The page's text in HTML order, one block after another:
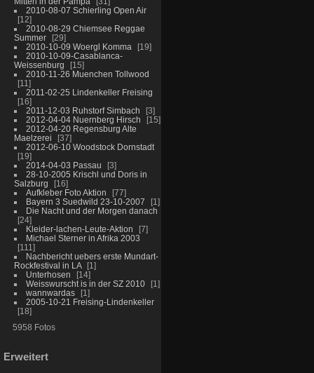
2010-08-07 Schierling Open Air
12
2010-08-29 Chiemsee Reggae
Summer
29
2010-10-09 Woergl Komma
19
2010-10-09-Casablanca-
Weissenburg
15
2010-11-26 Muenchen Tollwood
11
2011-02-25 Lindenkeller Freising
16
2011-12-03 Ruhstorf Simbach
3
2012-04-04 Nuernberg Hirsch
15
2012-04-20 Regensburg Alte
Maelzerei
37
2012-06-10 Woodstock Dornstadt
19
2014-04-03 Passau
3
28-10-2005 Krischl und Doris in
Salzburg
16
Aufkleber Foto Aktion
77
Bayern 3 Suedwild 23-10-2007
1
Die Nacht und der Morgen danach
24
Kleider-lachen-Leute-Aktion
7
Michael Sterner in Afrika 2003
111
Nachbericht uebers erste Mundart-
Rockfestival in LA
1
Unterhosen
14
Weisswurscht is in der SZ 2010
1
wannwardas
1
2005-10-21 Freising-Lindenkeller
18
5958 Fotos
Erweitert